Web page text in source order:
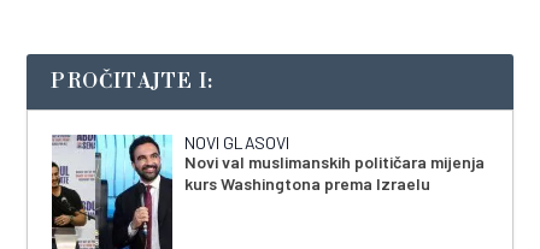
PROČITAJTE I:
NOVI GLASOVI
Novi val muslimanskih političara mijenja
kurs Washingtona prema Izraelu